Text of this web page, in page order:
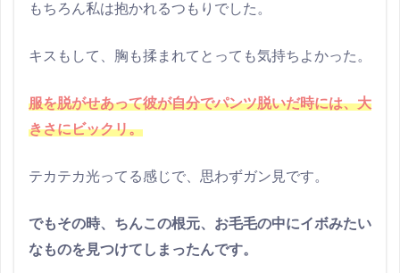
もちろん私は抱かれるつもりでした。
キスもして、胸も揉まれてとっても気持ちよかった。
服を脱がせあって彼が自分でパンツ脱いだ時には、大
きさにビックリ。
テカテカ光ってる感じで、思わずガン見です。
でもその時、ちんこの根元、お毛毛の中にイボみたい
なものを見つけてしまったんです。